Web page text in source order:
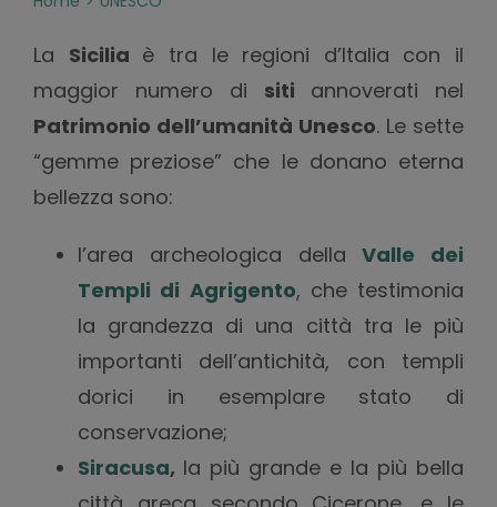
La Sicilia è tra le regioni d’Italia con il
maggior numero di siti annoverati nel
Patrimonio dell’umanità Unesco. Le sette
“gemme preziose” che le donano eterna
bellezza sono:
l’area archeologica della Valle dei
Templi di Agrigento, che testimonia
la grandezza di una città tra le più
importanti dell’antichità, con templi
dorici in esemplare stato di
conservazione;
Siracusa, la più grande e la più bella